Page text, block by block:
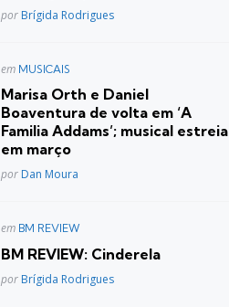
Posted
por Brígida Rodrigues
Postado
em MUSICAIS
Marisa Orth e Daniel
Boaventura de volta em ‘A
Familia Addams’; musical estreia
em março
Posted
por Dan Moura
Postado
em BM REVIEW
BM REVIEW: Cinderela
Posted
por Brígida Rodrigues